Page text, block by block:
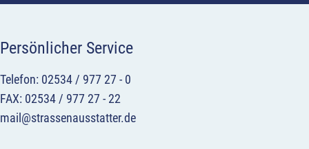
Persönlicher Service
Telefon: 02534 / 977 27 - 0
FAX: 02534 / 977 27 - 22
mail@strassenausstatter.de